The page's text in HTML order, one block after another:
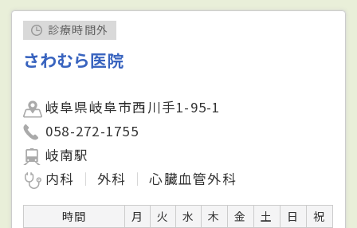
診療時間外
さわむら医院
岐阜県岐阜市西川手1-95-1
058-272-1755
岐南駅
内科
外科 心臓血管外科
時間 月 火 水 木 金 土 日
祝